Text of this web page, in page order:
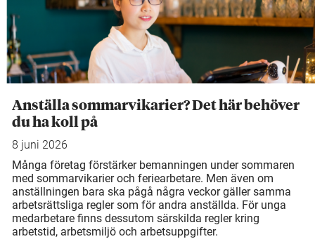
Anställa sommarvikarier? Det här behöver
du ha koll på
8 juni 2026
Många företag förstärker bemanningen under sommaren
med sommarvikarier och feriearbetare. Men även om
anställningen bara ska pågå några veckor gäller samma
arbetsrättsliga regler som för andra anställda. För unga
medarbetare finns dessutom särskilda regler kring
arbetstid, arbetsmiljö och arbetsuppgifter.